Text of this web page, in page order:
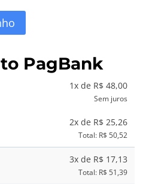
PagBank
1x de R$ 48,00
Sem juros
2x de R$ 25,26
Total: R$ 50,52
3x de R$ 17,13
Total: R$ 51,39